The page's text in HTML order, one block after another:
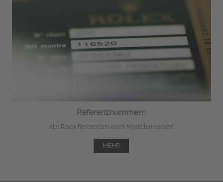
Referenznummern
Alle Rolex Referenzen nach Modellen sortiert.
MEHR